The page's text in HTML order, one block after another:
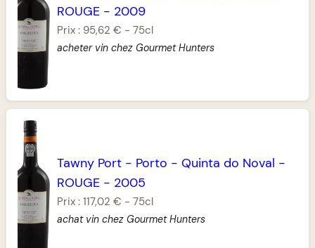
ROUGE - 2009
Prix : 95,62 € -75cl
acheter vin chez Gourmet Hunters
Tawny Port - Porto - Quinta do Noval -
ROUGE - 2005
Prix :117,02 € -75cl
achat vin chez Gourmet Hunters